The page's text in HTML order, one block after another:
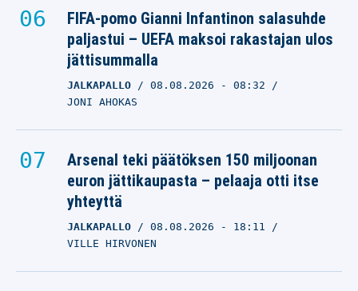
FIFA-pomo Gianni Infantinon salasuhde
paljastui – UEFA maksoi rakastajan ulos
jättisummalla
JALKAPALLO 08.08.2026 - 08:32
JONI AHOKAS
Arsenal teki päätöksen 150 miljoonan
euron jättikaupasta – pelaaja otti itse
yhteyttä
JALKAPALLO 08.08.2026 - 18:11
VILLE HIRVONEN